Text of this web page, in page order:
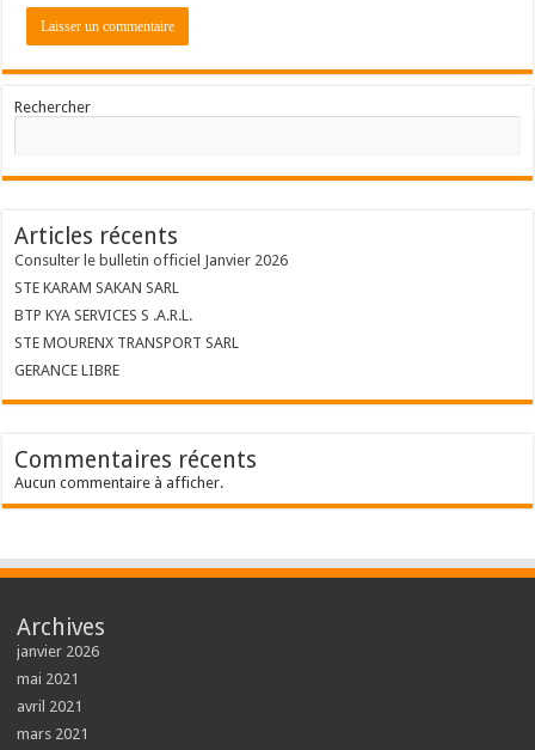
Rechercher
Articles récents
Consulter le bulletin officiel Janvier 2026
STE KARAM SAKAN SARL
BTP KYA SERVICES S .A.R.L.
STE MOURENX TRANSPORT SARL
GERANCE LIBRE
Commentaires récents
Aucun commentaire à afficher.
Archives
janvier 2026
mai 2021
avril 2021
mars 2021